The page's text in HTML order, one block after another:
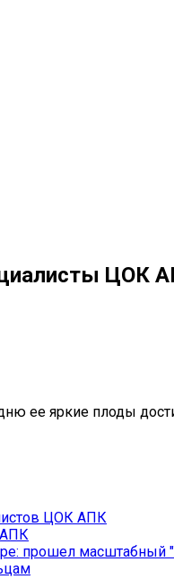
ЦОК
ее яркие плоды
ЦОК АПК
АПК
прошел масштабный